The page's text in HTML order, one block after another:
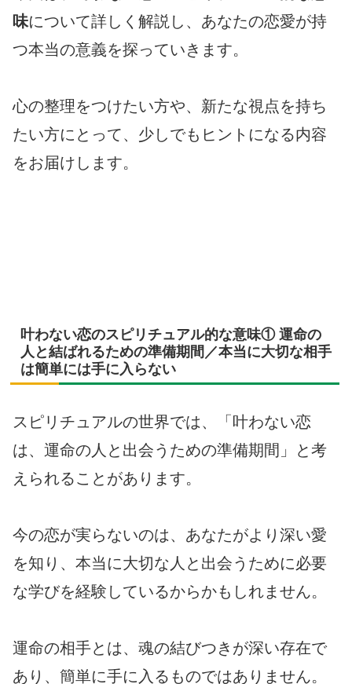
味について詳しく解説し、あなたの恋愛が持
つ本当の意義を探っていきます。
心の整理をつけたい方や、新たな視点を持ち
たい方にとって、少しでもヒントになる内容
をお届けします。
叶わない恋のスピリチュアル的な意味① 運命の
人と結ばれるための準備期間／本当に大切な相手
は簡単には手に入らない
スピリチュアルの世界では、「叶わない恋
は、運命の人と出会うための準備期間」と考
えられることがあります。
今の恋が実らないのは、あなたがより深い愛
を知り、本当に大切な人と出会うために必要
な学びを経験しているからかもしれません。
運命の相手とは、魂の結びつきが深い存在で
あり、簡単に手に入るものではありません。